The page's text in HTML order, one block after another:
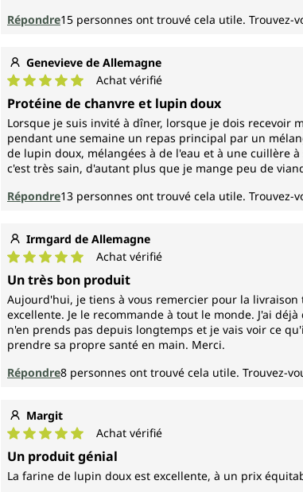
Répondre15 personnes ont trouvé cela utile. Trouvez-
Genevieve de Allemagne
Note moyenne de 5 sur 5 étoiles
Achat vérifié
Protéine de chanvre et lupin doux
Lorsque je suis invité à dîner, lorsque je dois recevoir
pendant une semaine un repas principal par un
de lupin doux, mélangées à de l'eau et à une cuillère
c'est très sain, d'autant plus que je mange peu de
Répondre13 personnes ont trouvé cela utile. Trouvez-
Irmgard de Allemagne
Note moyenne de 5 sur 5 étoiles
Achat vérifié
Un très bon produit
Aujourd'hui, je tiens à vous remercier pour la
excellente. Je le recommande à tout le monde. J'ai
n'en prends pas depuis longtemps et je vais voir ce
prendre sa propre santé en main. Merci.
Répondre8 personnes ont trouvé cela utile. Trouvez-
Margit
Note moyenne de 5 sur 5 étoiles
Achat vérifié
Un produit génial
La farine de lupin doux est excellente, à un prix